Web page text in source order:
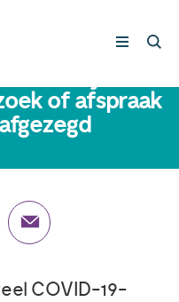
of afspraak
COVID-19-